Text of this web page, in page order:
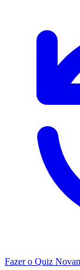
Fazer o Quiz